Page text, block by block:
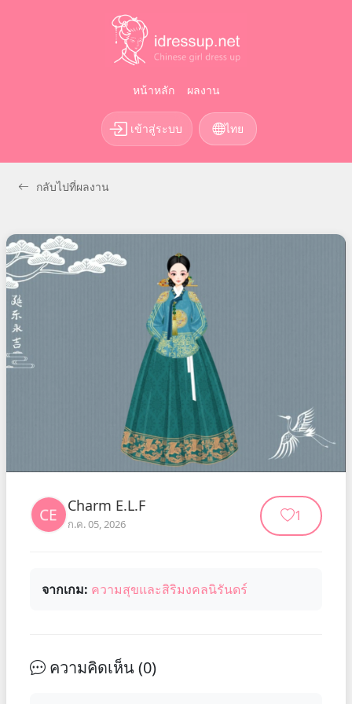
หน้าหลัก ผลงาน
เข้าสู่ระบบ ไทย
กลับไปที่ผลงาน
Charm E.L.F
ก.ค. 05, 2026 1
จากเกม: ความสุขและสิริมงคลนิรันดร์
ความคิดเห็น (0)